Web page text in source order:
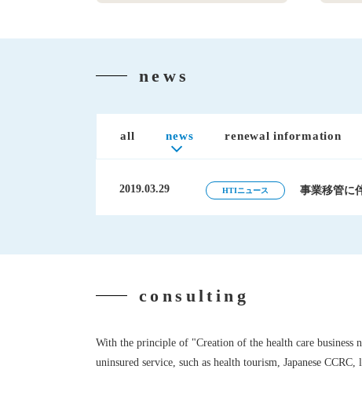
news
all news renewal information
2019.03.29 HTIニュース 事業移管に
2019.03.29 HTIニュース 事業移管に
consulting
With the principle of "Creation of the health care business
uninsured service, such as health tourism, Japanese